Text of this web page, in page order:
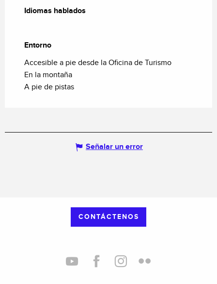
Idiomas hablados
Idiomas hablados
Entorno
Entorno
Accesible a pie desde la Oficina de Turismo
En la montaña
A pie de pistas
Señalar un error
CONTÁCTENOS